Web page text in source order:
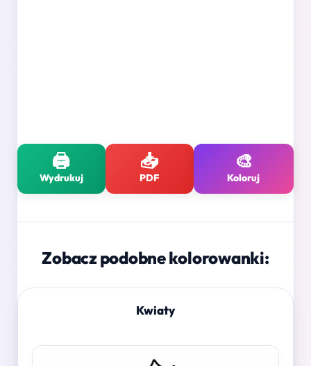
🖨️
Wydrukuj
📥
PDF
🎨
Koloruj
Zobacz podobne kolorowanki:
Kwiaty